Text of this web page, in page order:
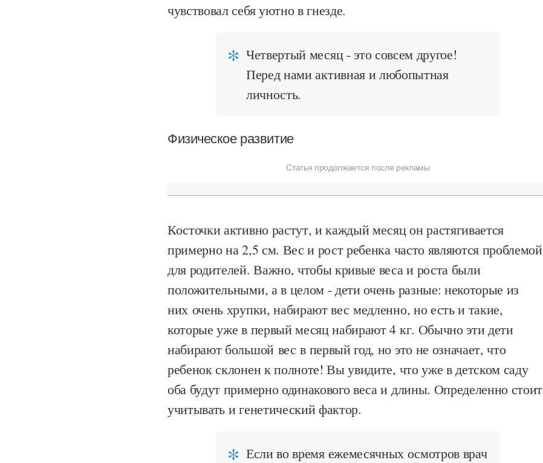
чувствовал себя уютно в гнезде.
Четвертый месяц - это совсем другое!
Перед нами активная и любопытная
личность.
Физическое развитие
Статья продолжается после рекламы
Косточки активно растут, и каждый месяц он растягивается
примерно на 2,5 см. Вес и рост ребенка часто являются проблемой
для родителей. Важно, чтобы кривые веса и роста были
положительными, а в целом - дети очень разные: некоторые из
них очень хрупки, набирают вес медленно, но есть и такие,
которые уже в первый месяц набирают 4 кг. Обычно эти дети
набирают большой вес в первый год, но это не означает, что
ребенок склонен к полноте! Вы увидите, что уже в детском саду
оба будут примерно одинакового веса и длины. Определенно стоит
учитывать и генетический фактор.
Если во время ежемесячных осмотров врач